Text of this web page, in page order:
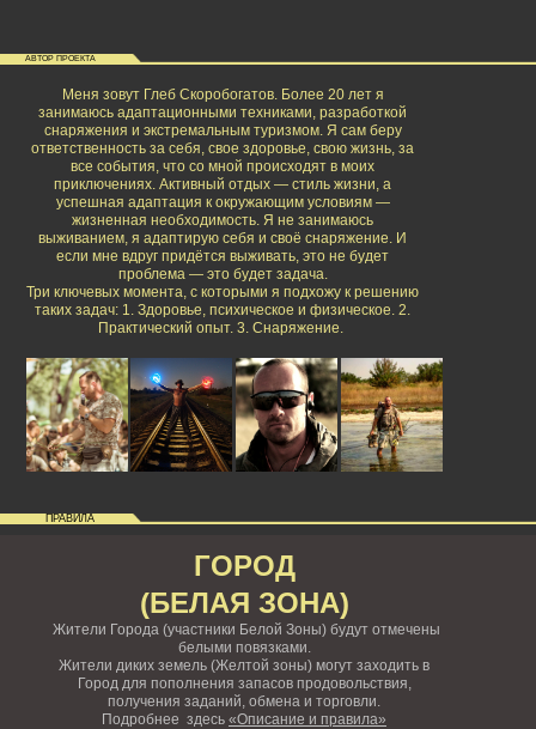
АВТОР ПРОЕКТА
Меня зовут Глеб Скоробогатов. Более 20 лет я
занимаюсь адаптационными техниками, разработкой
снаряжения и экстремальным туризмом. Я сам беру
ответственность за себя, свое здоровье, свою жизнь, за
все события, что со мной происходят в моих
приключениях. Активный отдых — стиль жизни, а
успешная адаптация к окружающим условиям —
жизненная необходимость. Я не занимаюсь
выживанием, я адаптирую себя и своё снаряжение. И
если мне вдруг придётся выживать, это не будет
проблема — это будет задача.
Три ключевых момента, с которыми я подхожу к решению
таких задач: 1. Здоровье, психическое и физическое. 2.
Практический опыт. 3. Снаряжение.
ПРАВИЛА
ГОРОД
(БЕЛАЯ ЗОНА)
Жители Города (участники Белой Зоны) будут отмечены
белыми повязками.
Жители диких земель (Желтой зоны) могут заходить в
Город для пополнения запасов продовольствия,
получения заданий, обмена и торговли.
Подробнее здесь «Описание и правила»